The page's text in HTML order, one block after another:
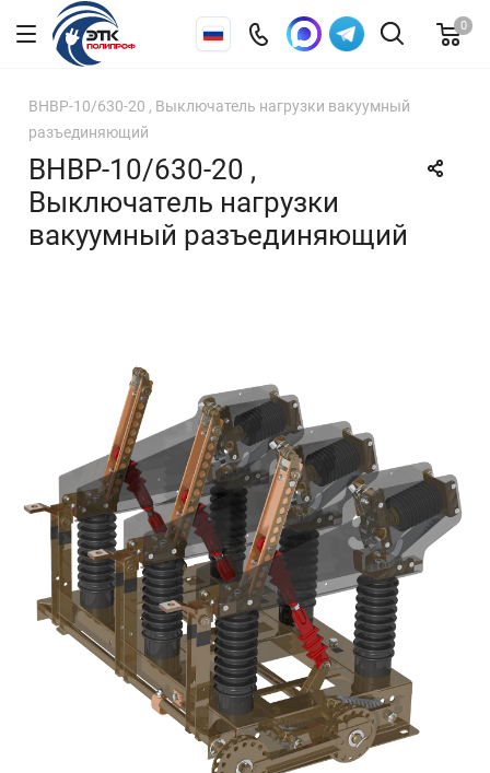
0
ВНВР-10/630-20 , Выключатель нагрузки вакуумный
разъединяющий
ВНВР-10/630-20 ,
Выключатель нагрузки
вакуумный разъединяющий